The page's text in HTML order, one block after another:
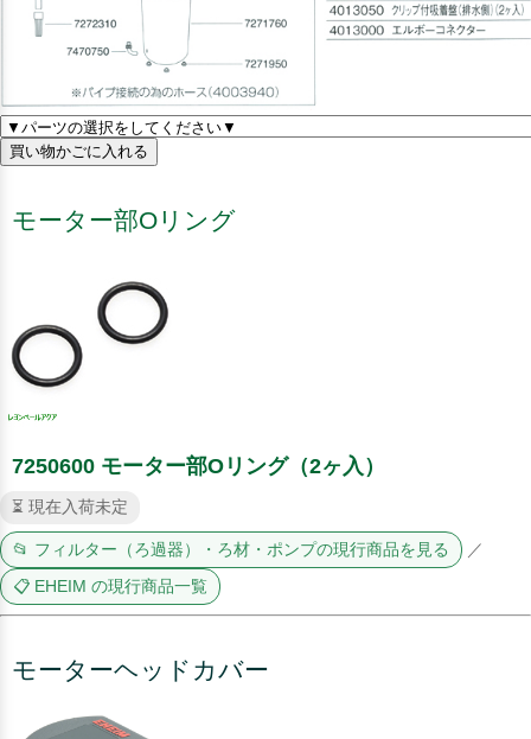
モーター部Oリング
7250600 モーター部Oリング（2ヶ入）
⏳ 現在入荷未定
📂 フィルター（ろ過器）・ろ材・ポンプの現行商品を見る ／
📋 EHEIM の現行商品一覧
モーターヘッドカバー